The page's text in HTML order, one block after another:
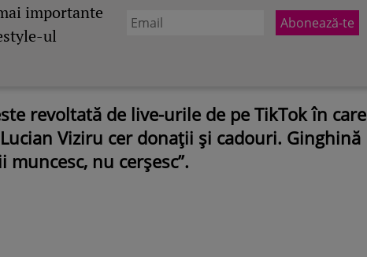
importante
ul
revoltată de live-urile de pe TikTok în care
Viziru cer donații și cadouri. Ginghină
muncesc, nu cerșesc”.